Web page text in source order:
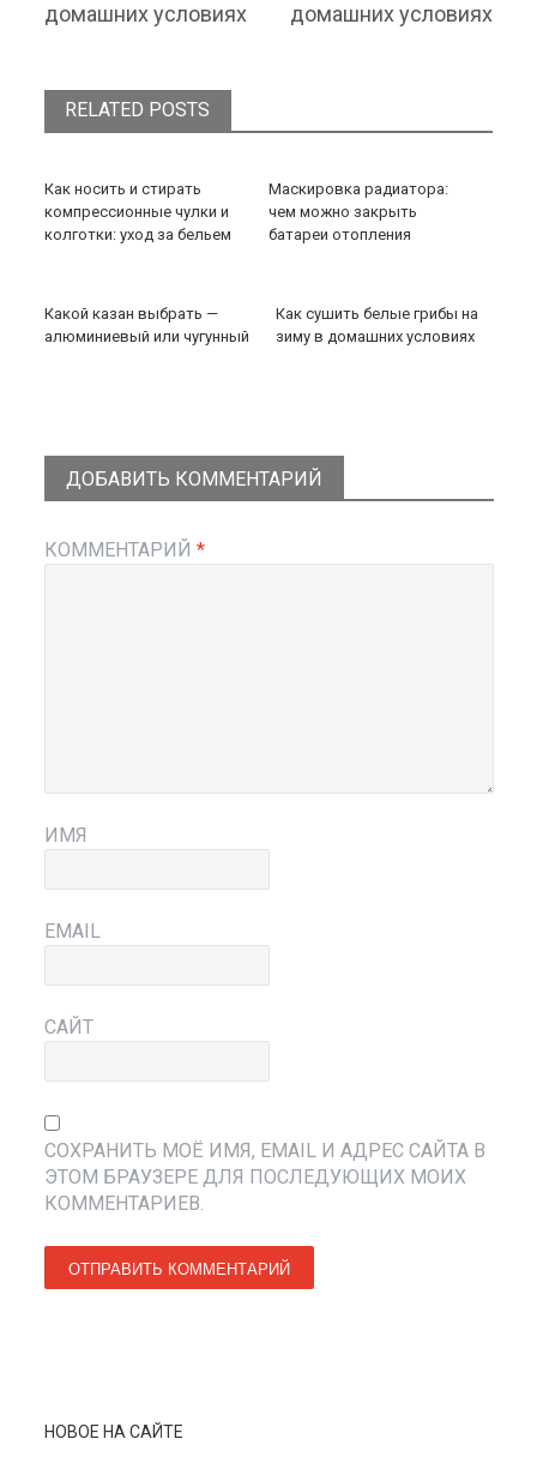
домашних условиях
домашних условиях
RELATED POSTS
Как носить и стирать
компрессионные чулки и
колготки: уход за бельем
Маскировка радиатора:
чем можно закрыть
батареи отопления
Какой казан выбрать —
алюминиевый или чугунный
Как сушить белые грибы на
зиму в домашних условиях
ДОБАВИТЬ КОММЕНТАРИЙ
КОММЕНТАРИЙ*
ИМЯ
EMAIL
САЙТ
СОХРАНИТЬ МОЁ ИМЯ, EMAIL И АДРЕС САЙТА В
ЭТОМ БРАУЗЕРЕ ДЛЯ ПОСЛЕДУЮЩИХ МОИХ
КОММЕНТАРИЕВ.
НОВОЕ НА САЙТЕ